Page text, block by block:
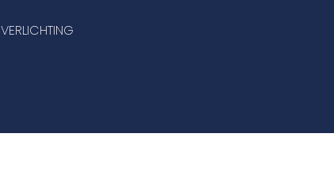
VERLICHTING